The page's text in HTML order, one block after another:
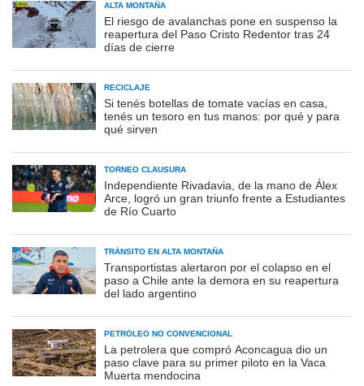
ALTA MONTAÑA
El riesgo de avalanchas pone en suspenso la
reapertura del Paso Cristo Redentor tras 24
días de cierre
RECICLAJE
Si tenés botellas de tomate vacías en casa,
tenés un tesoro en tus manos: por qué y para
qué sirven
TORNEO CLAUSURA
Independiente Rivadavia, de la mano de Álex
Arce, logró un gran triunfo frente a Estudiantes
de Río Cuarto
TRÁNSITO EN ALTA MONTAÑA
Transportistas alertaron por el colapso en el
paso a Chile ante la demora en su reapertura
del lado argentino
PETRÓLEO NO CONVENCIONAL
La petrolera que compró Aconcagua dio un
paso clave para su primer piloto en la Vaca
Muerta mendocina